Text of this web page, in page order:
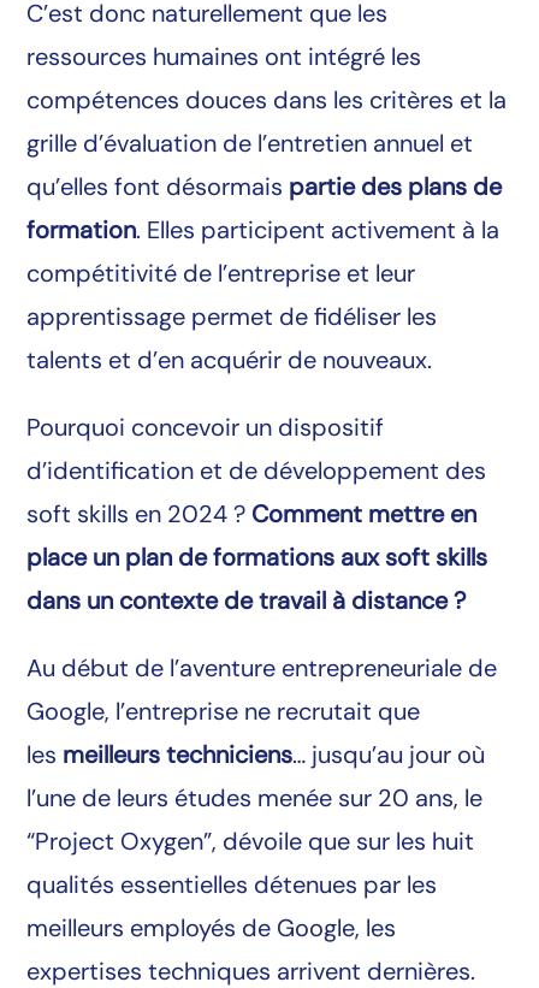
C’est donc naturellement que les
ressources humaines ont intégré les
compétences douces dans les critères et la
grille d’évaluation de l’entretien annuel et
qu’elles font désormais partie des plans de
formation. Elles participent activement à la
compétitivité de l’entreprise et leur
apprentissage permet de fidéliser les
talents et d’en acquérir de nouveaux.
Pourquoi concevoir un dispositif
d’identification et de développement des
soft skills en 2024 ? Comment mettre en
place un plan de formations aux soft skills
dans un contexte de travail à distance ?
Au début de l’aventure entrepreneuriale de
Google, l’entreprise ne recrutait que
les meilleurs techniciens… jusqu’au jour où
l’une de leurs études menée sur 20 ans, le
“Project Oxygen”, dévoile que sur les huit
qualités essentielles détenues par les
meilleurs employés de Google, les
expertises techniques arrivent dernières.